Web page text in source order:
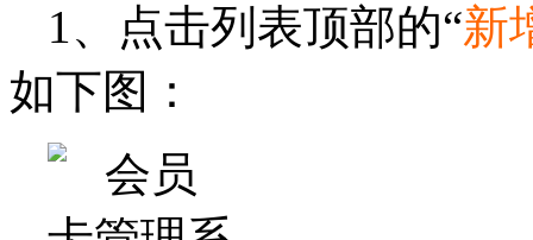
1、点击列表顶部的“新
如下图：